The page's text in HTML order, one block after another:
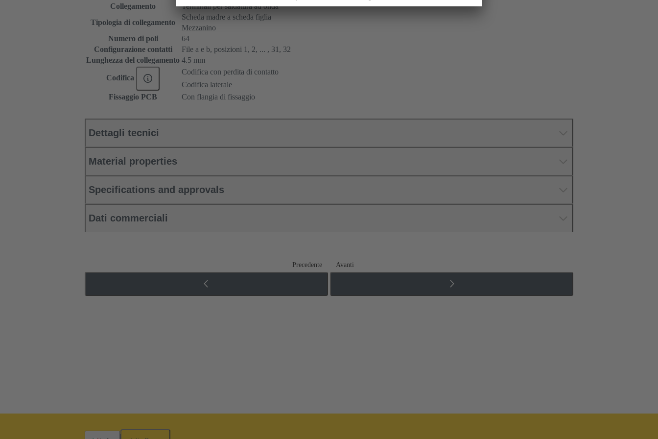
Collegamento
Terminali per saldatura ad onda
Tipologia di collegamento
Scheda madre a scheda figlia
Mezzanino
Numero di poli
64
Configurazione contatti
File a e b, posizioni 1, 2, ... , 31, 32
Lunghezza del collegamento 4.5 mm
Codifica
Codifica con perdita di contatto
Codifica laterale
Fissaggio PCB
Con flangia di fissaggio
Dettagli tecnici
Material properties
Specifications and approvals
Dati commerciali
Precedente Avanti